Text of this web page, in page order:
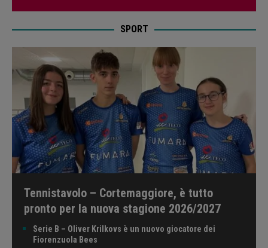
SPORT
Tennistavolo – Cortemaggiore, è tutto
pronto per la nuova stagione 2026/2027
Serie B – Oliver Krilkovs è un nuovo giocatore dei
Fiorenzuola Bees